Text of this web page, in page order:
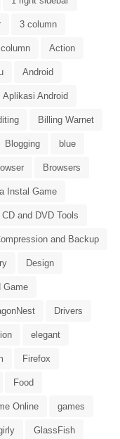
3 column
Action
Android
Aplikasi Android
Billing Warnet
Blogging blue
Browsers
Instal Game
CD and DVD Tools
and Backup
Design
Game
Drivers
elegant
Firefox
Food
Online games
GlassFish